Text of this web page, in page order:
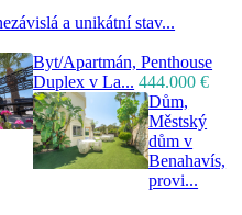
a unikátní stav...
Byt/Apartmán, Penthouse
Duplex v La... 444.000 €
Dům,
Městský
dům v
Benahavís,
provi...